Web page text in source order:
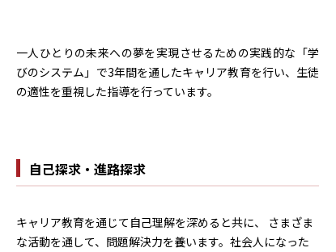
一人ひとりの未来への夢を実現させるための実践的な「学
びのシステム」で3年間を通したキャリア教育を行い、生徒
の適性を重視した指導を行っています。
自己探求・進路探求
キャリア教育を通じて自己理解を深めると共に、 さまざま
な活動を通して、問題解決力を養います。社会人になった